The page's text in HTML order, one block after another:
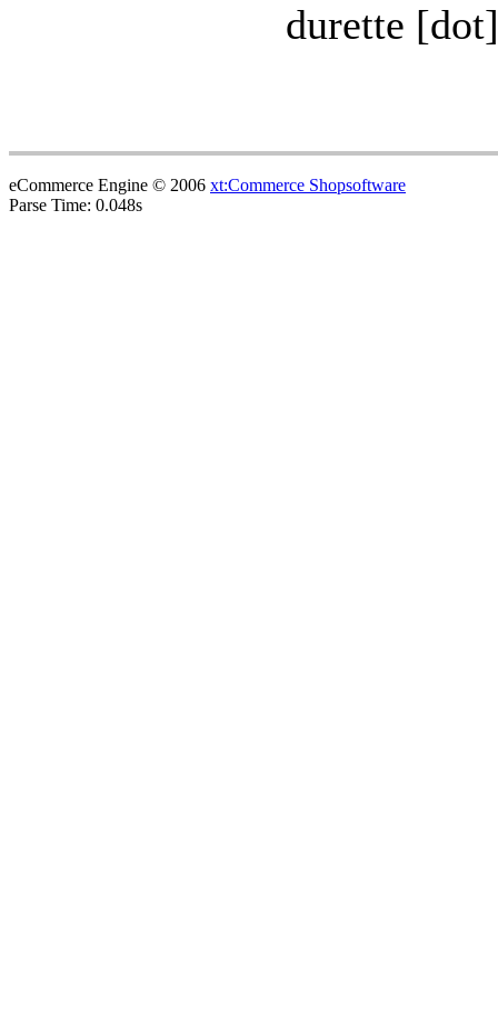
durette
eCommerce Engine © 2006 xt:Commerce Shopsoftware
Parse Time: 0.048s